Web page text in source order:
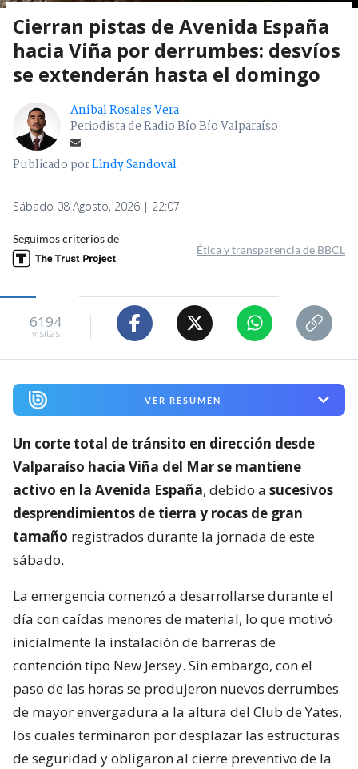
Cierran pistas de Avenida España
hacia Viña por derrumbes: desvíos
se extenderán hasta el domingo
Aníbal Rosales Vera
Periodista de Radio Bío Bío Valparaíso
Publicado porLindy Sandoval
Sábado 08 Agosto, 2026 | 22:07
Seguimos criterios de
Ética y transparencia de BBCL
6194
visitas
VER RESUMEN
Un corte total de tránsito en dirección desde
Valparaíso hacia Viña del Mar se mantiene
activo en la Avenida España, debido a sucesivos
desprendimientos de tierra y rocas de gran
tamaño registrados durante la jornada de este
sábado.
La emergencia comenzó a desarrollarse durante el
día con caídas menores de material, lo que motivó
inicialmente la instalación de barreras de
contención tipo New Jersey. Sin embargo, con el
paso de las horas se produjeron nuevos derrumbes
de mayor envergadura a la altura del Club de Yates,
los cuales terminaron por desplazar las estructuras
de seguridad y obligaron al cierre preventivo de la